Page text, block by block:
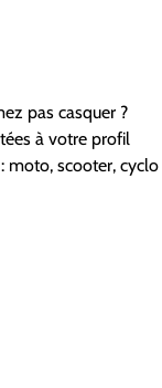
pas casquer ?
à votre profil
moto, scooter, cyclo